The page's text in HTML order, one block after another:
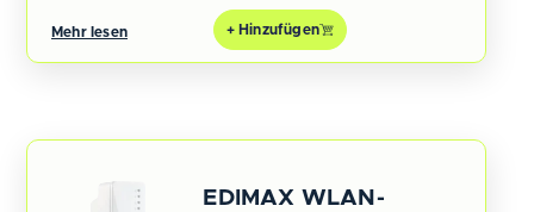
Mehr lesen + Hinzufügen
EDIMAX WLAN-